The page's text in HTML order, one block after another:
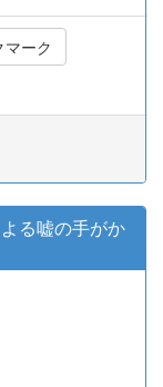
ーク
る嘘の手がか